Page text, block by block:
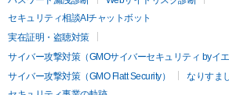
セキュリティ相談AIチャットボット
実在証明・盗聴対策
サイバー攻撃対策（GMOサイバーセキュリティ byイエ
サイバー攻撃対策（GMO Flatt Security）
なりすま